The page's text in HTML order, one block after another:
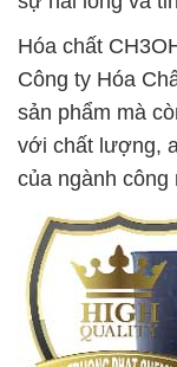
Hóa chất
Công ty Hóa
sản phẩm mà
với chất lượng,
của ngành công